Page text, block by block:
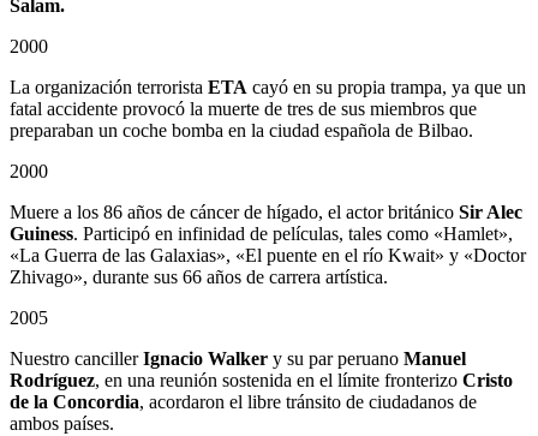
Salam.
2000
La organización terrorista ETA cayó en su propia trampa, ya que un
fatal accidente provocó la muerte de tres de sus miembros que
preparaban un coche bomba en la ciudad española de Bilbao.
2000
Muere a los 86 años de cáncer de hígado, el actor británico Sir Alec
Guiness. Participó en infinidad de películas, tales como «Hamlet»,
«La Guerra de las Galaxias», «El puente en el río Kwait» y «Doctor
Zhivago», durante sus 66 años de carrera artística.
2005
Nuestro cancillerIgnacio Walker y su par peruano Manuel
Rodríguez, en una reunión sostenida en el límite fronterizo Cristo
de la Concordia, acordaron el libre tránsito de ciudadanos de
ambos países.